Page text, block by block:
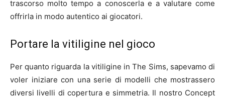
trascorso molto tempo a conoscerla e a valutare come
offrirla in modo autentico ai giocatori.
Portare la vitiligine nel gioco
Per quanto riguarda la vitiligine in The Sims, sapevamo di
voler iniziare con una serie di modelli che mostrassero
diversi livelli di copertura e simmetria. Il nostro Concept